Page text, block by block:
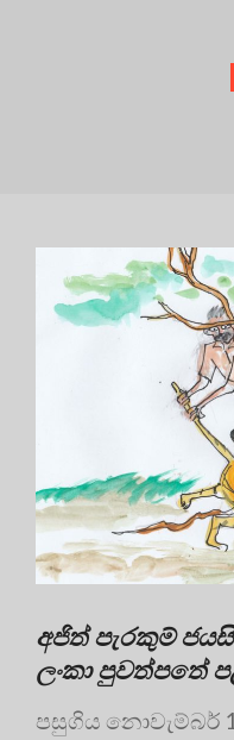
අජිත් පැරකුම්
ලංකා පුවත්පතේ
පසුගිය නොවැම්බර්